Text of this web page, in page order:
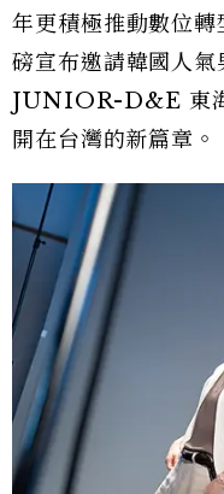
年更積極推動數位
磅宣布邀請韓國人
JUNIOR-D&E 東
開在台灣的新篇章。